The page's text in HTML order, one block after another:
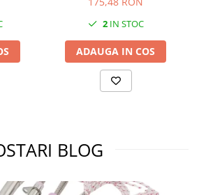
matrițe
2IN STOC
ADAUGA IN COS
BLOG